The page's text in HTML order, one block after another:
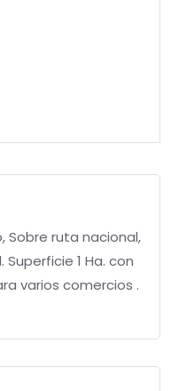
Sobre ruta nacional,
1 Ha. con
varios comercios .